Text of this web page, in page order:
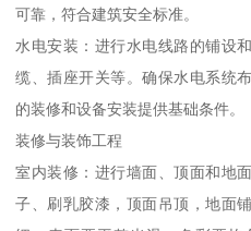
可靠，符合建筑安全标准。
水电安装：进行水电线路的铺设
缆、插座开关等。确保水电系统
的装修和设备安装提供基础条件。
装修与装饰工程
室内装修：进行墙面、顶面和地
子、刷乳胶漆，顶面吊顶，地面